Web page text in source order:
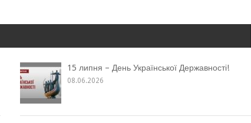
15 липня – День Української Державності!
08.06.2026